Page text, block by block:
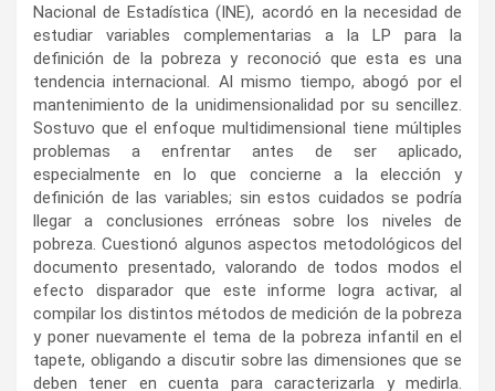
Nacional de Estadística (INE), acordó en la necesidad de
estudiar variables complementarias a la LP para la
definición de la pobreza y reconoció que esta es una
tendencia internacional. Al mismo tiempo, abogó por el
mantenimiento de la unidimensionalidad por su sencillez.
Sostuvo que el enfoque multidimensional tiene múltiples
problemas a enfrentar antes de ser aplicado,
especialmente en lo que concierne a la elección y
definición de las variables; sin estos cuidados se podría
llegar a conclusiones erróneas sobre los niveles de
pobreza. Cuestionó algunos aspectos metodológicos del
documento presentado, valorando de todos modos el
efecto disparador que este informe logra activar, al
compilar los distintos métodos de medición de la pobreza
y poner nuevamente el tema de la pobreza infantil en el
tapete, obligando a discutir sobre las dimensiones que se
deben tener en cuenta para caracterizarla y medirla.